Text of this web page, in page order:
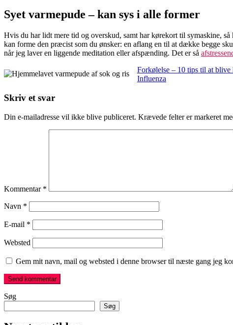
Syet varmepude – kan sys i alle former
Hvis du har lidt mere tid og overskud, samt har kørekort til symaskine,
kan forme den præcist som du ønsker: en aflang en til at dække begge
når jeg laver en liggende meditation eller afspænding. Det er så
Indlægsnavigation
Forkølelse – 10 tips til at blive
Influenza
Skriv et svar
Din e-mailadresse vil ikke blive publiceret. Krævede felter er markeret
Kommentar *
Navn *
E-mail *
Websted
Gem mit navn, mail og websted i denne browser til næste gang jeg
Søg
Søg